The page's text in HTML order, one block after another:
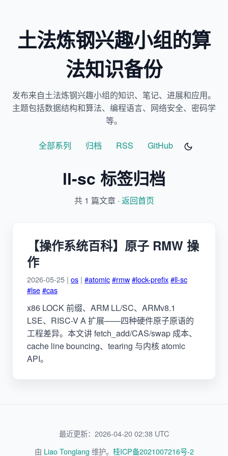
土法炼钢兴趣小组的算
法知识备份
发布来自土法炼钢兴趣小组的知识、笔记、进展和应用。
主题包括数据结构和算法、编程语言、网络安全、密码学
等。
全部系列 归档 RSS GitHub
ll-sc 标签归档
共 1 篇文章 · 返回首页
【操作系统百科】原子 RMW 操
作
2026-05-25 | os | #atomic#rmw#lock-prefix#ll-sc
#lse#cas
x86 LOCK 前缀、ARM LL/SC、ARMv8.1
LSE、RISC-V A 扩展——四种硬件原子原语的
工程差异。本文讲 fetch_add/CAS/swap 成本、
cache line bouncing、tearing 与内核 atomic
API。
最近更新：2026-04-20 02:38 UTC
由 Liao Tonglang 维护。 桂ICP备2021007216号-2